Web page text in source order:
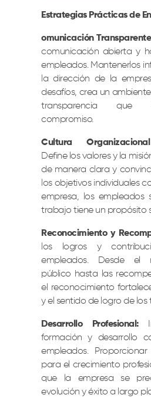
Estrategias Prácticas de
omunicación Transparente
comunicación abierta y
empleados. Mantenerlos
la dirección de la
desafíos, crea un
transparencia que
compromiso.
Cultura
Define los valores y la
de manera clara y
los objetivos individuales
empresa, los empleados
trabajo tiene un propósito
Reconocimiento y
los logros y
empleados. Desde el
público hasta las
el reconocimiento
y el sentido de logro de los
Desarrollo Profesional:
formación y desarrollo
empleados.
para el crecimiento
que la empresa se
evolución y éxito a largo